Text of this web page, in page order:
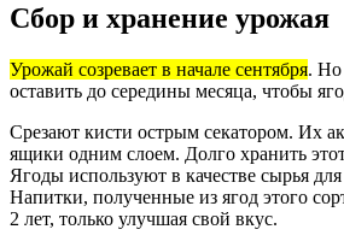
Сбор и хранение урожая
Урожай созревает в начале сентября. Но
оставить до середины месяца, чтобы
Срезают кисти острым секатором. Их
ящики одним слоем. Долго хранить
Ягоды используют в качестве сырья
Напитки, полученные из ягод этого
2 лет, только улучшая свой вкус.